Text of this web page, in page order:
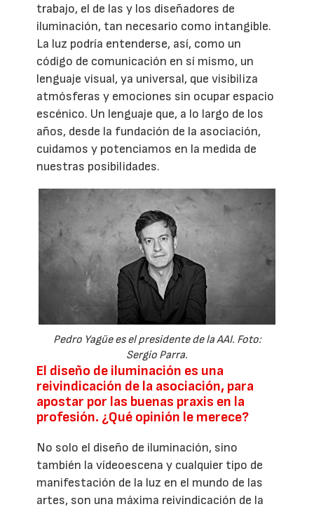
trabajo, el de las y los diseñadores de
iluminación, tan necesario como intangible.
La luz podría entenderse, así, como un
código de comunicación en sí mismo, un
lenguaje visual, ya universal, que visibiliza
atmósferas y emociones sin ocupar espacio
escénico. Un lenguaje que, a lo largo de los
años, desde la fundación de la asociación,
cuidamos y potenciamos en la medida de
nuestras posibilidades.
Pedro Yagüe es el presidente de la AAI. Foto:
Sergio Parra.
El diseño de iluminación es una
reivindicación de la asociación, para
apostar por las buenas praxis en la
profesión. ¿Qué opinión le merece?
No solo el diseño de iluminación, sino
también la vídeoescena y cualquier tipo de
manifestación de la luz en el mundo de las
artes, son una máxima reivindicación de la